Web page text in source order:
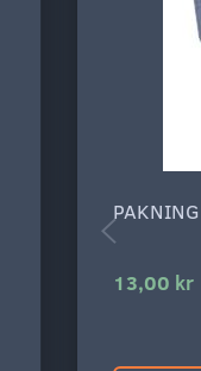
13,00 kr